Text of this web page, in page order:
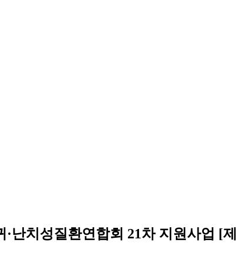
난치성질환연합회 21차 지원사업 [